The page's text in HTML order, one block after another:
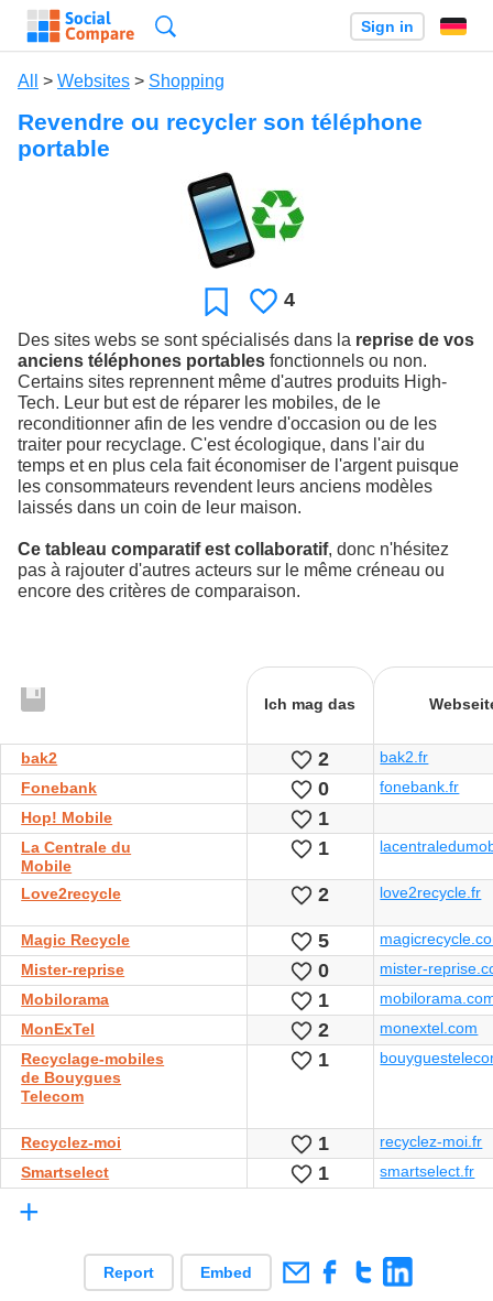
Sign in
All > Websites > Shopping
Revendre ou recycler son téléphone
portable
FavoriteLikes
4
Des sites webs se sont spécialisés dans la reprise de vos
anciens téléphones portables fonctionnels ou non.
Certains sites reprennent même d'autres produits High-
Tech. Leur but est de réparer les mobiles, de le
reconditionner afin de les vendre d'occasion ou de les
traiter pour recyclage. C'est écologique, dans l'air du
temps et en plus cela fait économiser de l'argent puisque
les consommateurs revendent leurs anciens modèles
laissés dans un coin de leur maison.
Ce tableau comparatif est collaboratif, donc n'hésitez
pas à rajouter d'autres acteurs sur le même créneau ou
encore des critères de comparaison.
Ich mag das
bak2 Likes
2
bak2.fr
Fonebank
Likes
0
fonebank.fr
Hop! Mobile
Likes
1
La Centrale du
Mobile
Likes
1
Love2recycle Likes
2 love2recycle.fr
Magic Recycle Likes
5
Mister-reprise
Likes
0
mister-
Mobilorama
Likes
1
MonExTel
Likes
2
monextel.com
Recyclage-mobiles
de Bouygues
Telecom
Likes
1
Recyclez-moi Likes
1
recyclez-moi.fr
Smartselect
Likes
1 smartselect.fr
+
Report Embed